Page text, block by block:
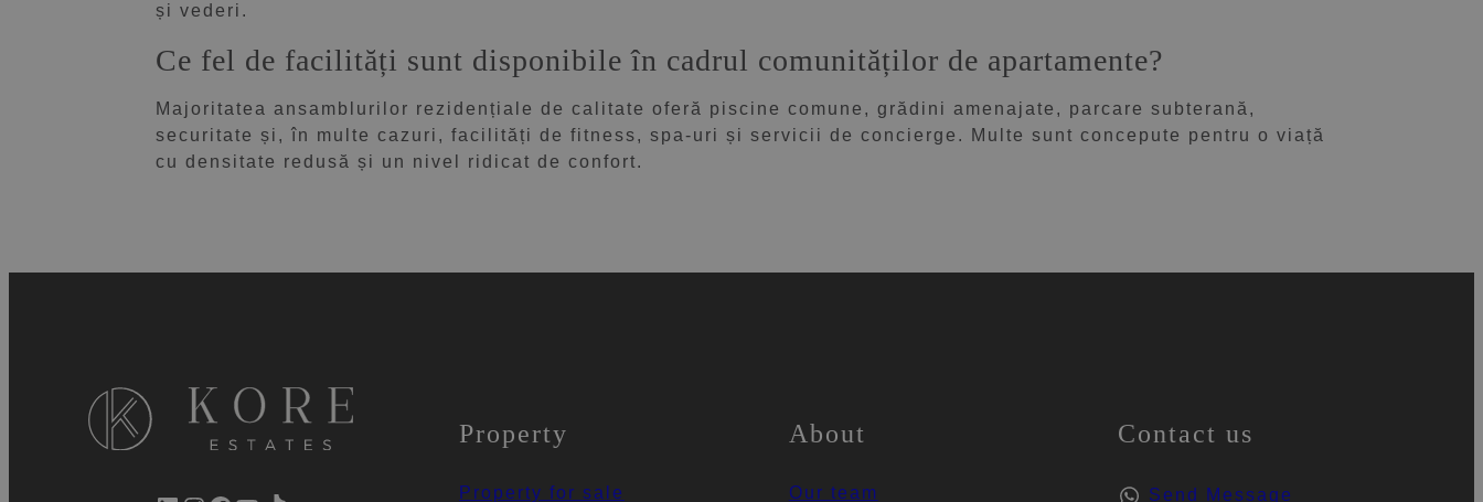
și vederi.
Ce fel de facilități sunt disponibile în cadrul comunităților de apartamente?
Majoritatea ansamblurilor rezidențiale de calitate oferă piscine comune, grădini amenajate, parcare subterană,
securitate și, în multe cazuri, facilități de fitness, spa-uri și servicii de concierge. Multe sunt concepute pentru o viață
cu densitate redusă și un nivel ridicat de confort.
Property
Property for sale
About
Our team
Contact us
Send Message